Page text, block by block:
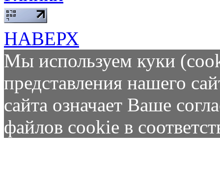
НАВЕРХ
Мы используем куки
представления нашего
сайта означает Ваше
файлов cookie в